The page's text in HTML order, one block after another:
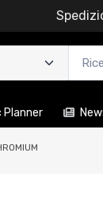
Planner